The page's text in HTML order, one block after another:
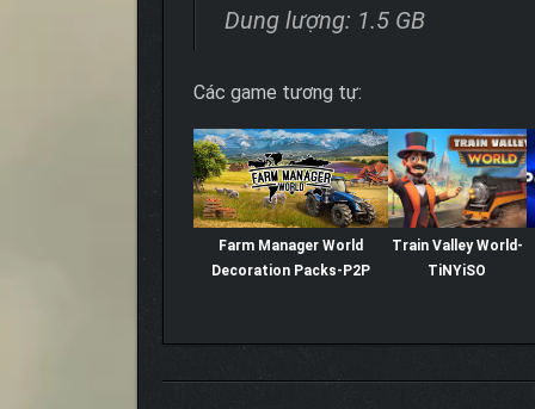
Dung lượng: 1.5 GB
Các game tương tự:
Farm Manager World
Decoration Packs-P2P
Train Valley World-
TiNYiSO